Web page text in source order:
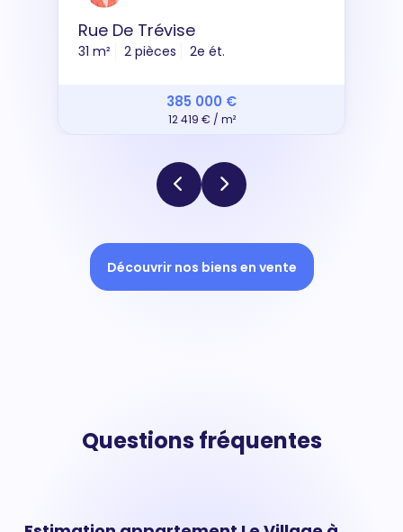
Rue De Trévise
31 m² 2 pièces 2e ét.
385 000 €
12 419 € / m²
Découvrir nos biens en vente
Questions fréquentes